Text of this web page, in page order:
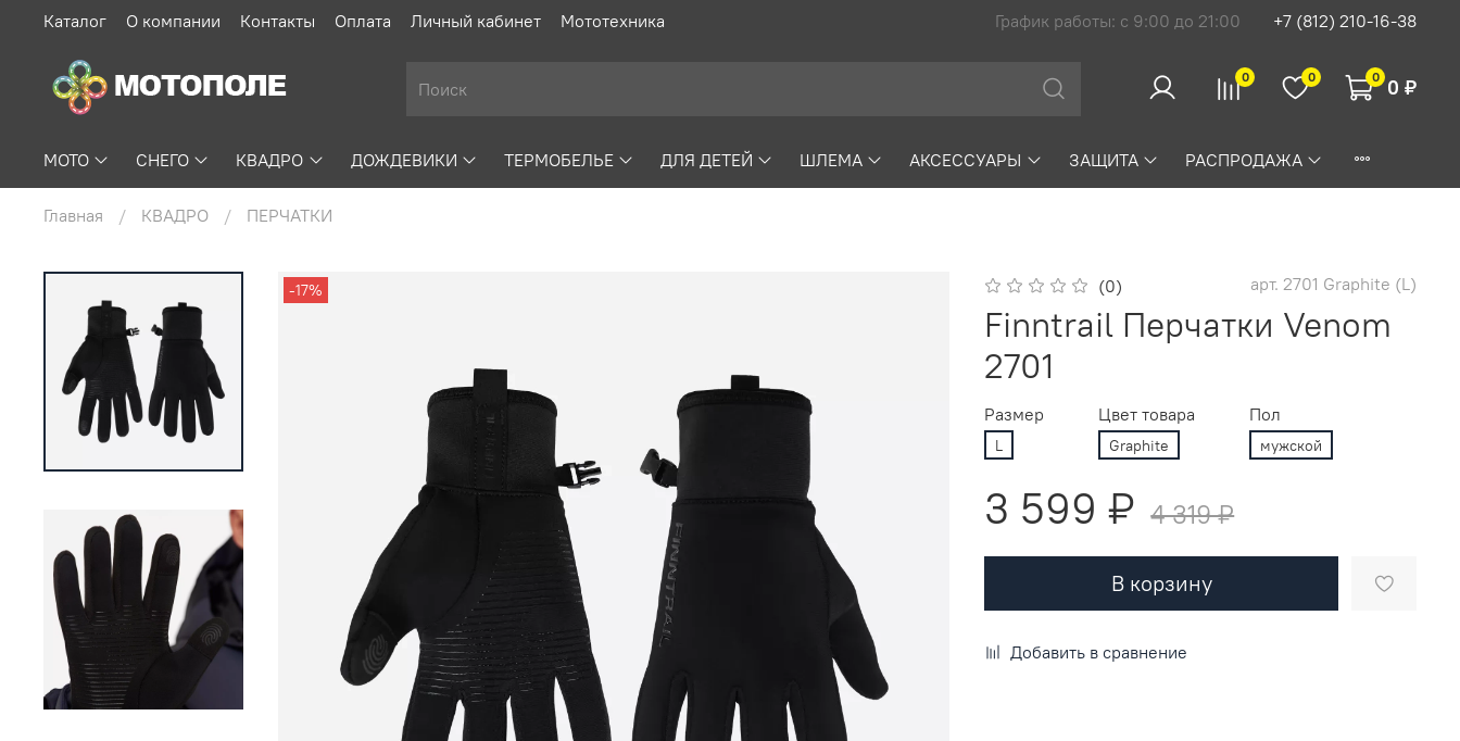
Каталог О компании Контакты Оплата Личный кабинет Мототехника График работы: с 9:00 до 21:00 +7 (812) 210-16-38
0 0 0 0 ₽
МОТО СНЕГО КВАДРО ДОЖДЕВИКИ ТЕРМОБЕЛЬЕ ДЛЯ ДЕТЕЙ ШЛЕМА АКСЕССУАРЫ ЗАЩИТА РАСПРОДАЖА
Главная КВАДРО ПЕРЧАТКИ
-17% (0) арт. 2701 Graphite (L)
Finntrail Перчатки Venom
2701
Размер
L
Цвет товара
Graphite
Пол
мужской
3 599 ₽ 4 319 ₽
В корзину
Добавить в сравнение